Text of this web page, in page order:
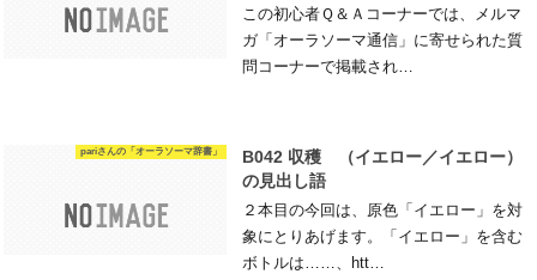
この初心者Ｑ＆Ａコーナーでは、メルマ
ガ「オーラソーマ通信」に寄せられた質
問コーナーで掲載され…
pariさんの「オーラソーマ辞書」
B042 収穫 （イエロー／イエロー）
の見出し語
２本目の今回は、原色「イエロー」を対
象にとりあげます。「イエロー」を含む
ボトルは……、htt…